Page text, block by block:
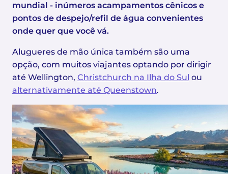
mundial - inúmeros acampamentos cênicos e
pontos de despejo/refil de água convenientes
onde quer que você vá.
Alugueres de mão única também são uma
opção, com muitos viajantes optando por dirigir
até Wellington, Christchurch na Ilha do Sul ou
alternativamente até Queenstown.